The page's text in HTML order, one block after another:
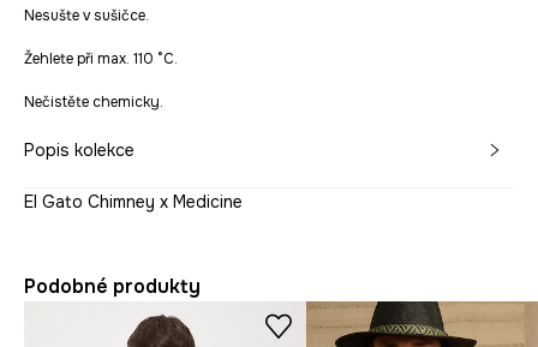
Nesušte v sušičce.
Žehlete při max. 110 °C.
Nečistěte chemicky.
Popis kolekce
El Gato Chimney x Medicine
Podobné produkty